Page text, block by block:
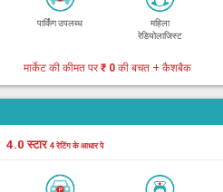
पार्किंग उपलब्ध
महिला
रेडियोलाजिस्ट
मार्केट की कीमत पर₹ 0 की बचत + कैशबैक
4.0 स्टार4 रेटिंग के आधार पे